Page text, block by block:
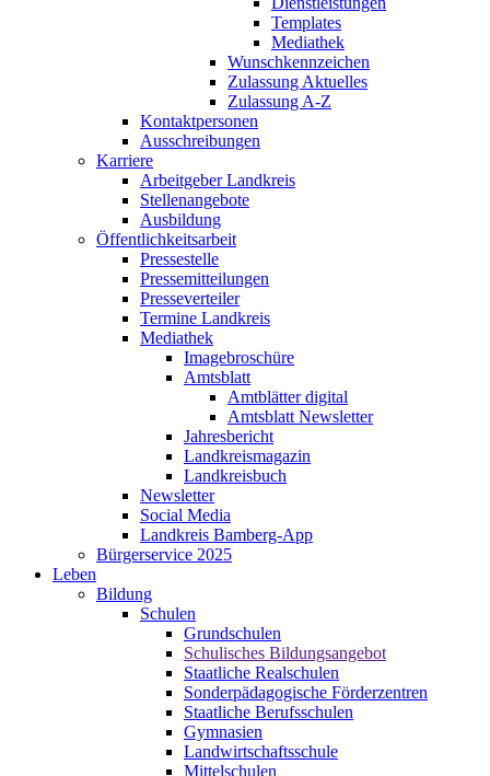
Templates
Mediathek
Wunschkennzeichen
Zulassung Aktuelles
Zulassung A-Z
Kontaktpersonen
Ausschreibungen
Karriere
Arbeitgeber Landkreis
Stellenangebote
Ausbildung
Öffentlichkeitsarbeit
Pressestelle
Pressemitteilungen
Presseverteiler
Termine Landkreis
Mediathek
Imagebroschüre
Amtsblatt
Amtblätter digital
Amtsblatt Newsletter
Jahresbericht
Landkreismagazin
Landkreisbuch
Newsletter
Social Media
Landkreis Bamberg-App
Bürgerservice 2025
Leben
Bildung
Schulen
Grundschulen
Schulisches Bildungsangebot
Staatliche Realschulen
Sonderpädagogische Förderzentren
Staatliche Berufsschulen
Gymnasien
Landwirtschaftsschule
Mittelschulen